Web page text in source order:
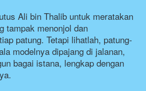
Ali bin Thalib untuk meratakan
tampak menonjol dan
patung. Tetapi lihatlah, patung-
modelnya dipajang di jalanan,
bagai istana, lengkap dengan